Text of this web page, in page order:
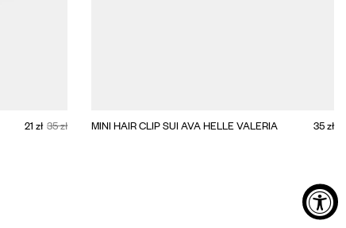
21 zł 35 zł MINI HAIR CLIP SUI AVA HELLE VALERIA 35 zł